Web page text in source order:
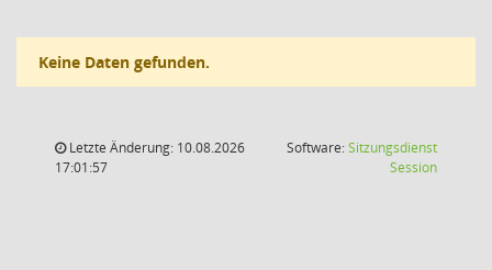
Keine Daten gefunden.
Letzte Änderung: 10.08.2026
17:01:57
Software:Sitzungsdienst
Session(Wird in